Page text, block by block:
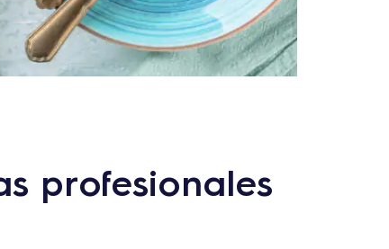
profesionales